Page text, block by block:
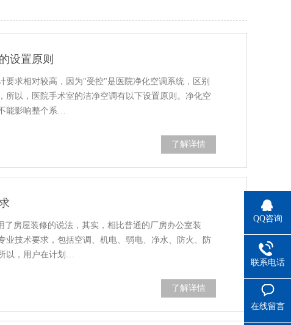
设置原则
要求相对较高，因为"受控"是医院净化空调系统，区别
所以，医院手术室的洁净空调有以下设置原则。净化空
能影响整个系…
了解详情
了房屋装修的说法，其实，相比普通的厂房办公室装
业技术要求，包括空调、机电、弱电、净水、防火、防
以，用户在计划…
了解详情
QQ咨询
联系电话
在线留言